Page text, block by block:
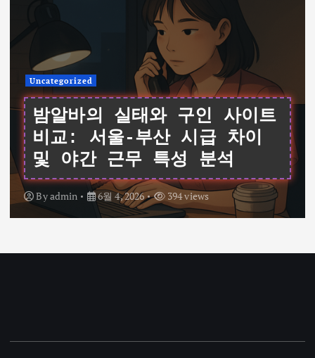
Uncategorized
여성알바를 위한 데이터 기반
가이드: 서울 채용 공고와 시
급 비교 및 면접 팁
Byadmin 6월 4, 2026 337 views